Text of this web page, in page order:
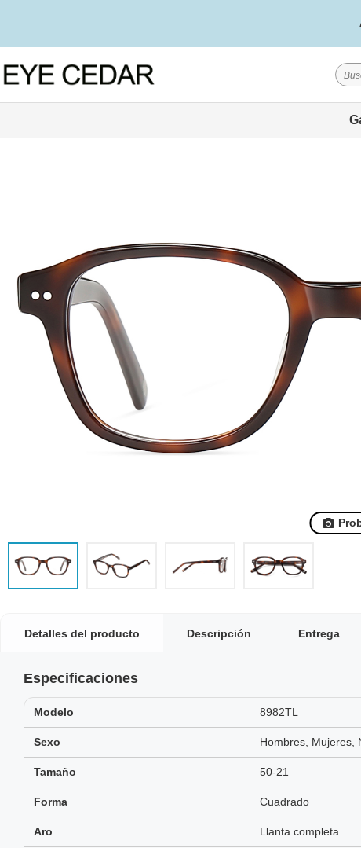
Detalles del producto Descripción Entrega
Especificaciones
Modelo 8982TL
Sexo Hombres, Mujeres,
Tamaño 50-21
Forma Cuadrado
Aro Llanta completa